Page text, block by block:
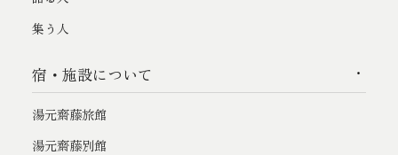
集う人
宿・施設について
湯元齋藤旅館
湯元齋藤別館